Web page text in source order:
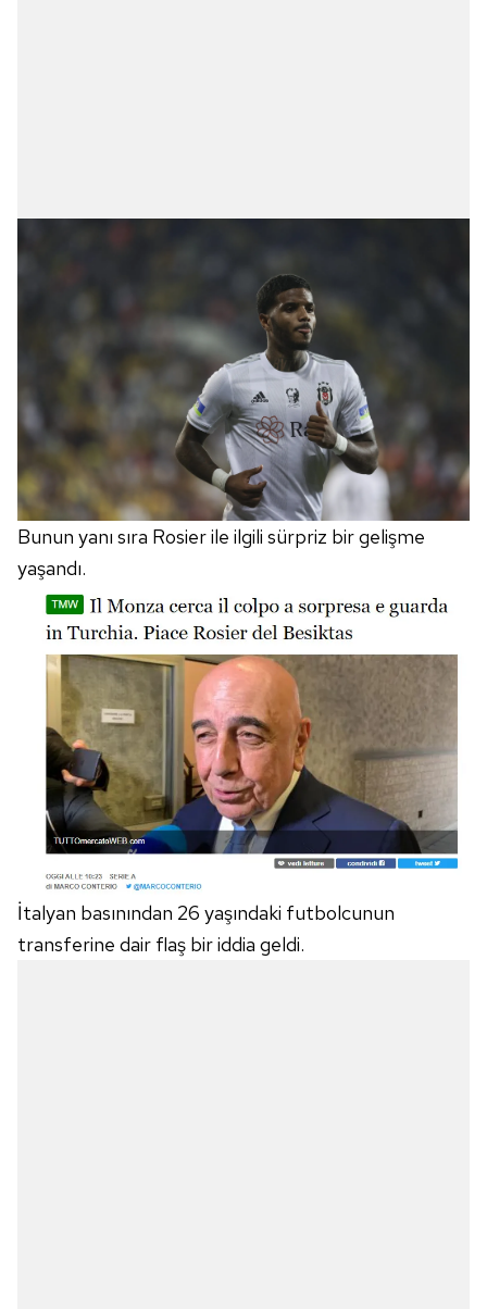
Bunun yanı sıra Rosier ile ilgili sürpriz bir gelişme
yaşandı.
İtalyan basınından 26 yaşındaki futbolcunun
transferine dair flaş bir iddia geldi.